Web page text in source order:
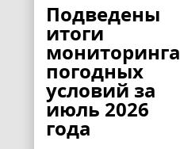
Подведены
итоги
мониторинга
погодных
условий за
июль 2026
года